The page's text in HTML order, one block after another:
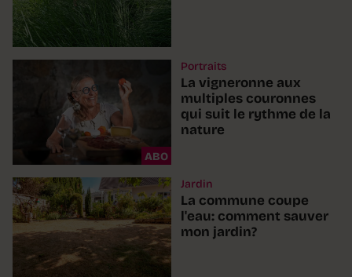
ABO
Portraits
La vigneronne aux
multiples couronnes
qui suit le rythme de la
nature
Jardin
La commune coupe
l'eau: comment sauver
mon jardin?